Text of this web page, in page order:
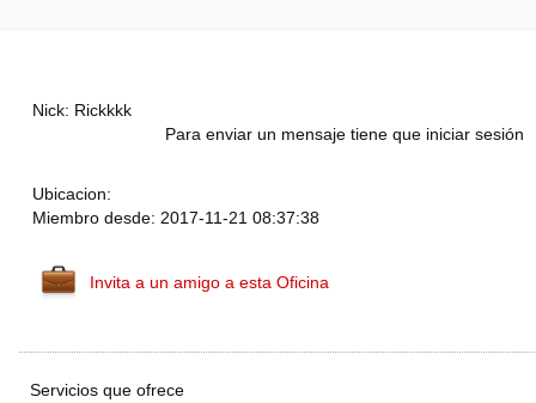
Nick: Rickkkk
Para enviar un mensaje tiene que iniciar sesión
Ubicacion:
Miembro desde: 2017-11-21 08:37:38
Invita a un amigo a esta Oficina
Servicios que ofrece